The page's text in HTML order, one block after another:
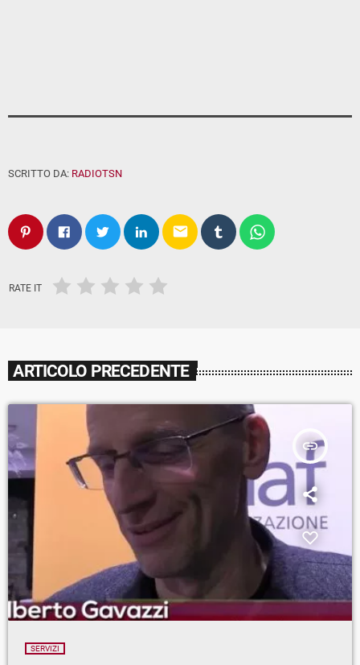
SCRITTO DA: RADIOTSN
email
RATE IT
ARTICOLO PRECEDENTE
insert_link
SERVIZI